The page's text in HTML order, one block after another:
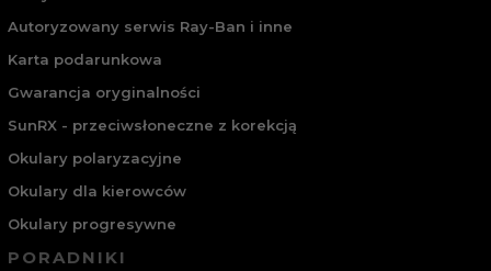
Autoryzowany serwis Ray-Ban i inne
Karta podarunkowa
Gwarancja oryginalności
SunRX - przeciwsłoneczne z korekcją
Okulary polaryzacyjne
Okulary dla kierowców
Okulary progresywne
PORADNIKI